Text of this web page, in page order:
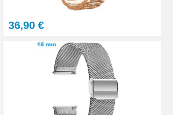
À configurer
Ajouter au panier
36,90 €